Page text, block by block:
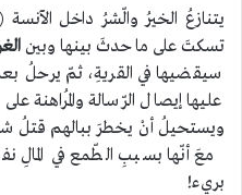
يتنازعُ الخيرُ والّشرُ داخل الآنسة (
تسكتَ على ما حدثَ بينها وبين
سيقضيها في القريةِ، ثمّ يرحلُ
عليها إيصال الرّسالة والمُراهنة
ويستحيلُ أنْ يخطرَ ببالهم قتلُ
معَ أنّها بسببِ الطّمع في المالِ
بريء!